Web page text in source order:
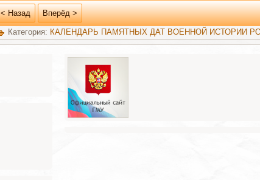
< Назад Вперёд >
Категория: КАЛЕНДАРЬ ПАМЯТНЫХ ДАТ ВОЕННОЙ ИСТОРИИ